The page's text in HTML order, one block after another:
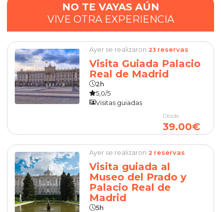
NO TE VAYAS AÚN
VIVE OTRA EXPERIENCIA
Ayer se realizaron 23 reservas
Visita Guiada Palacio
Real de Madrid
2h
5,0/5
Visitas guiadas
Desde
39.00€
Ayer se realizaron 2 reservas
Visita guiada al
Museo del Prado y
Palacio Real de
Madrid
5h